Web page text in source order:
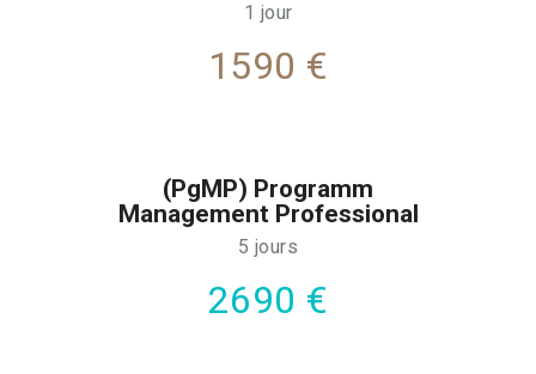
1 jour
1590 €
(PgMP) Programm
Management Professional
5 jours
2690 €